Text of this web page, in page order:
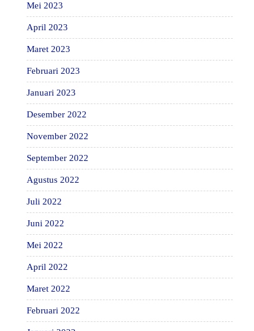
Mei 2023
April 2023
Maret 2023
Februari 2023
Januari 2023
Desember 2022
November 2022
September 2022
Agustus 2022
Juli 2022
Juni 2022
Mei 2022
April 2022
Maret 2022
Februari 2022